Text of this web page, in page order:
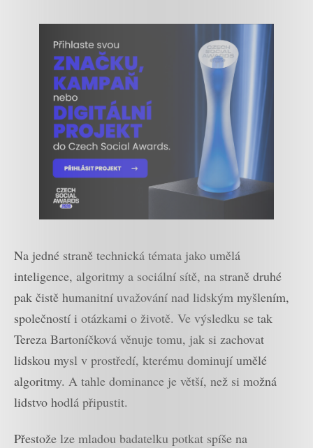
Na jedné straně technická témata jako umělá
inteligence, algoritmy a sociální sítě, na straně druhé
pak čistě humanitní uvažování nad lidským myšlením,
společností i otázkami o životě. Ve výsledku se tak
Tereza Bartoníčková věnuje tomu, jak si zachovat
lidskou mysl v prostředí, kterému dominují umělé
algoritmy. A tahle dominance je větší, než si možná
lidstvo hodlá připustit.
Přestože lze mladou badatelku potkat spíše na